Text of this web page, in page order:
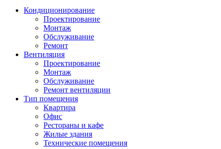
Кондиционирование
Проектирование
Монтаж
Обслуживание
Ремонт
Вентиляция
Проектирование
Монтаж
Обслуживание
Ремонт вентиляции
Тип помещения
Квартира
Офис
Рестораны и кафе
Жилые здания
Технические помещения